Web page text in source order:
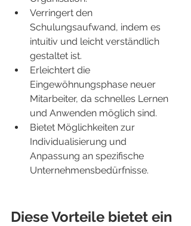
Verringert den
Schulungsaufwand, indem es
intuitiv und leicht verständlich
gestaltet ist.
Erleichtert die
Eingewöhnungsphase neuer
Mitarbeiter, da schnelles Lernen
und Anwenden möglich sind.
Bietet Möglichkeiten zur
Individualisierung und
Anpassung an spezifische
Unternehmensbedürfnisse.
Diese Vorteile bietet ein